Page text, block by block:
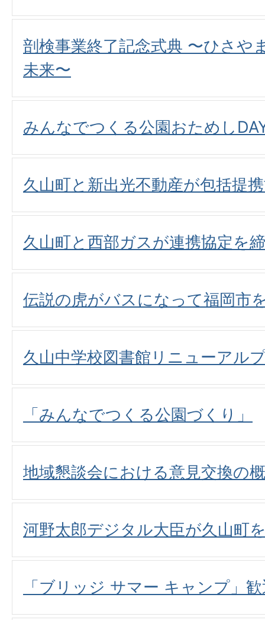
剖検事業終了記念式典 〜ひさや
未来〜
みんなでつくる公園おためし
久山町と新出光不動産が包括提
久山町と西部ガスが連携協定を
伝説の虎がバスになって福岡市
久山中学校図書館リニューアル
「みんなでつくる公園づくり」
地域懇談会における意見交換の
河野太郎デジタル大臣が久山町
「ブリッジ サマー キャンプ」